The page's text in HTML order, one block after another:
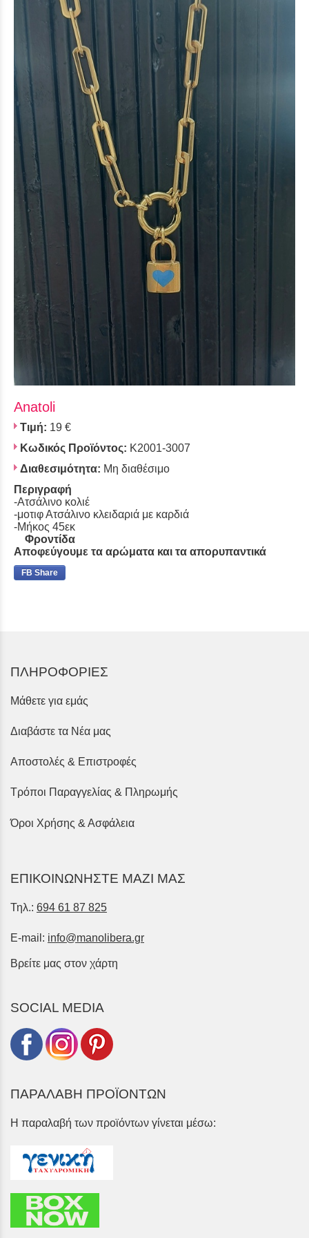
Anatoli
Τιμή: 19 €
Κωδικός Προϊόντος: Κ2001-3007
Διαθεσιμότητα: Μη διαθέσιμο
Περιγραφή
-Ατσάλινο κολιέ
-μοτιφ Ατσάλινο κλειδαριά με καρδιά
-Μήκος 45εκ
Φροντίδα
Αποφεύγουμε τα αρώματα και τα απορυπαντικά
FB Share
ΠΛΗΡΟΦΟΡΙΕΣ
Μάθετε για εμάς
Διαβάστε τα Νέα μας
Αποστολές & Επιστροφές
Τρόποι Παραγγελίας & Πληρωμής
Όροι Χρήσης & Ασφάλεια
ΕΠΙΚΟΙΝΩΝΗΣΤΕ ΜΑΖΙ ΜΑΣ
Τηλ.: 694 61 87 825
E-mail: info@manolibera.gr
Βρείτε μας στον χάρτη
SOCIAL MEDIA
ΠΑΡΑΛΑΒΗ ΠΡΟΪΟΝΤΩΝ
Η παραλαβή των προϊόντων γίνεται μέσω: